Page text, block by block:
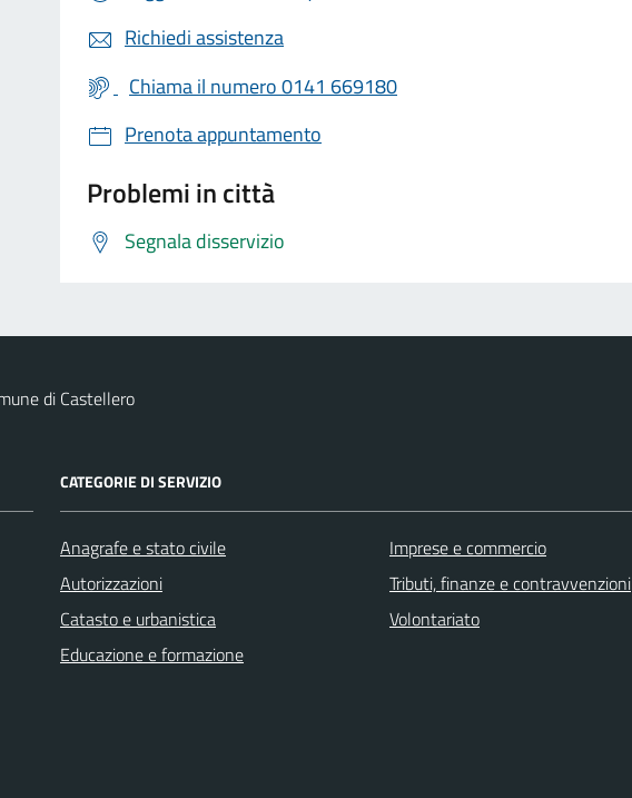
Richiedi assistenza
Chiama il numero 0141 669180
Prenota appuntamento
Problemi in città
Segnala disservizio
di Castellero
CATEGORIE DI SERVIZIO
Anagrafe e stato civile
Autorizzazioni
Catasto e urbanistica
Educazione e formazione
Imprese e commercio
Tributi, finanze e contravvenzioni
Volontariato